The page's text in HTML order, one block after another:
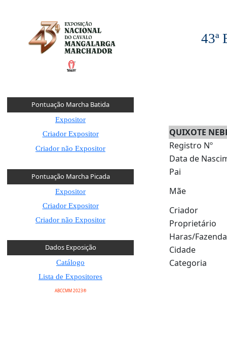
43ª
Pontuação Marcha Batida
Expositor
Criador Expositor
Criador não Expositor
Pontuação Marcha Picada
Expositor
Criador Expositor
Criador não Expositor
Dados Exposição
Catálogo
Lista de Expositores
ABCCMM 2023®
QUIXOTE
Registro Nº
Data de
Pai
Mãe
Criador
Proprietário
Haras/Fazenda
Cidade
Categoria